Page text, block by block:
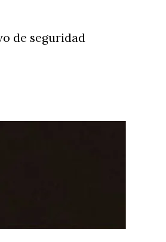
de seguridad